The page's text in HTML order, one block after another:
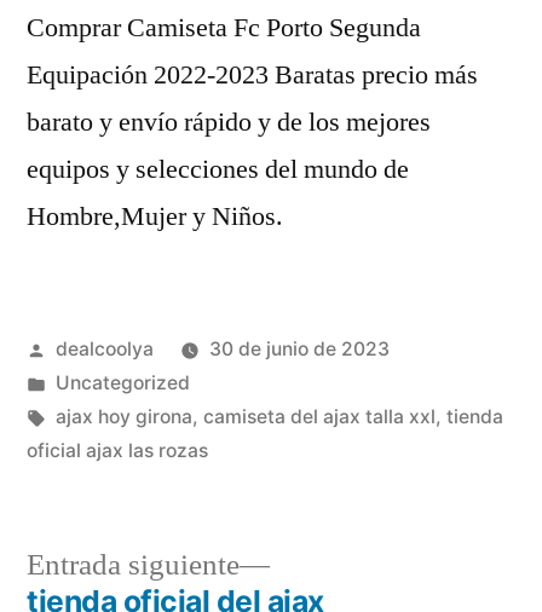
Comprar Camiseta Fc Porto Segunda
Equipación 2022-2023 Baratas precio más
barato y envío rápido y de los mejores
equipos y selecciones del mundo de
Hombre,Mujer y Niños.
Publicado
por
dealcoolya
30 de junio de 2023
Publicado
en
Uncategorized
Etiquetas:
ajax hoy girona, camiseta del ajax talla xxl, tienda
oficial ajax las rozas
Entrada siguiente
Entrada
siguiente:
tienda oficial del ajax